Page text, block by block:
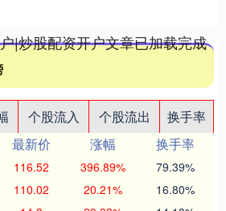
|炒股配资开户文章已加载完成
个股流入 个股流出
换手率
最新价 涨幅
换手率
116.52 396.89% 79.39%
110.02 20.21% 16.80%